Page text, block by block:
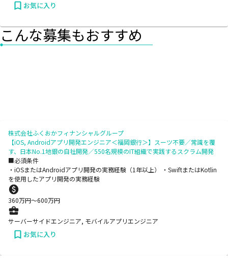
お気に入り
こんな募集もおすすめ
株式会社ふくおかフィナンシャルグループ
【iOS, Androidアプリ開発エンジニア＜福岡銀行＞】スーツ不要／常識を覆
す、日本No.1地銀の自社開発／550名規模のIT組織で実践するスクラム開発
■必須条件
・iOSまたはAndroidアプリ開発の実務経験（1年以上） ・SwiftまたはKotlin
を使用したアプリ開発の実務経験
360万円〜600万円
サーバーサイドエンジニア, モバイルアプリエンジニア
お気に入り